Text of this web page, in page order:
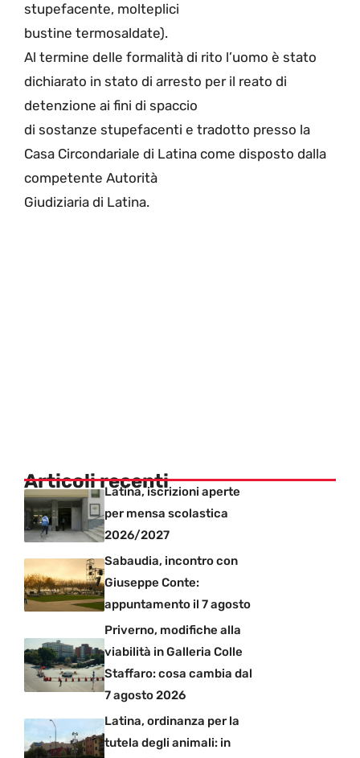
stupefacente, molteplici
bustine termosaldate).
Al termine delle formalità di rito l’uomo è stato
dichiarato in stato di arresto per il reato di
detenzione ai fini di spaccio
di sostanze stupefacenti e tradotto presso la
Casa Circondariale di Latina come disposto dalla
competente Autorità
Giudiziaria di Latina.
Articoli recentiLatina, iscrizioni aperte
per mensa scolastica
2026/2027
Sabaudia, incontro con
Giuseppe Conte:
appuntamento il 7 agosto
Priverno, modifiche alla
viabilità in Galleria Colle
Staffaro: cosa cambia dal
7 agosto 2026
Latina, ordinanza per la
tutela degli animali: in